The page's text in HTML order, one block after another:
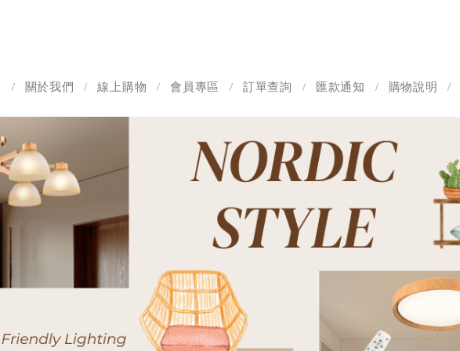
關於我們 線上購物 會員專區 訂單查詢 匯款通知 購物說明